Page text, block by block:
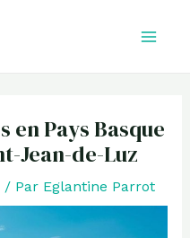
en Pays Basque
Jean-de-Luz
/ Par Eglantine Parrot